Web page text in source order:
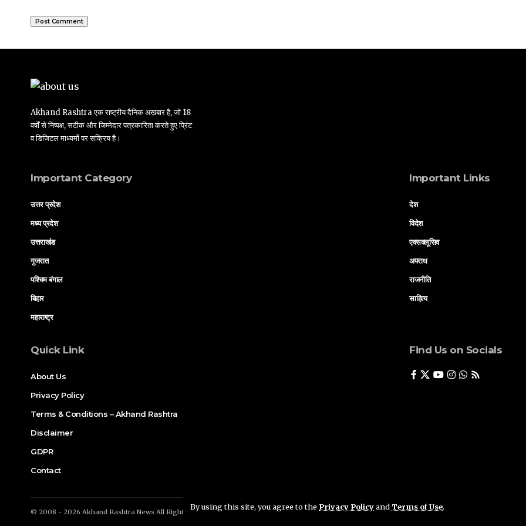
By using this site, you agree to the Privacy Policyand Terms of Use.
Akhand Rashtra एक राष्ट्रीय दैनिक अख़बार है, जो 18
वर्षों से निष्पक्ष, सटीक और जिम्मेदार पत्रकारिता करते हुए प्रिंट
व डिजिटल माध्यमों पर सक्रिय है।
Important Category
उत्तर प्रदेश
मध्य प्रदेश
उत्तराखंड
गुजरात
पश्चिम बंगाल
बिहार
महाराष्ट्र
Important Links
देश
विदेश
एक्सक्लूसिव
अपराध
राजनीति
साहित्य
Quick Link
About Us
Privacy Policy
Terms & Conditions – Akhand Rashtra
Disclaimer
GDPR
Contact
Find Us on Socials
© 2008 - 2026 Akhand Rashtra News All Rights Reserved. Proudly Made ByAkshant Media Solution